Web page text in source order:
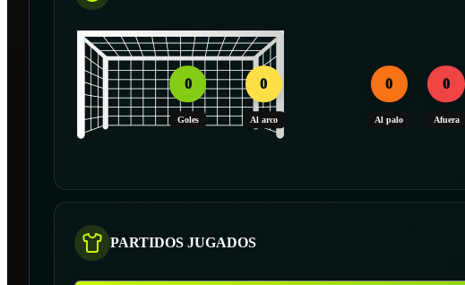
0
Goles
0
Al arco
0
Al palo
0
Afuera
PARTIDOS JUGADOS